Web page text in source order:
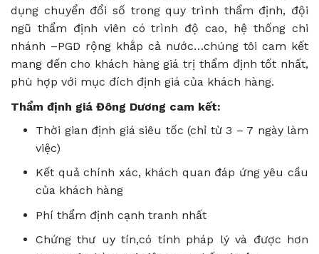
dụng chuyển đổi số trong quy trình thẩm định, đội
ngũ thẩm định viên có trình độ cao, hệ thống chi
nhánh –PGD rộng khắp cả nước…chúng tôi cam kết
mang đến cho khách hàng giá trị thẩm định tốt nhất,
phù hợp với mục đích định giá của khách hàng.
Thẩm định giá Đông Dương cam kết:
Thời gian định giá siêu tốc (chỉ từ 3 – 7 ngày làm
việc)
Kết quả chính xác, khách quan đáp ứng yêu cầu
của khách hàng
Phí thẩm định cạnh tranh nhất
Chứng thư uy tín,có tính pháp lý và được hơn